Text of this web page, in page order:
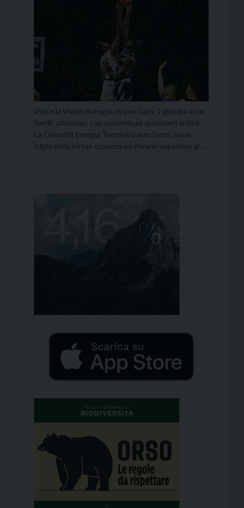
Vince la Virtus Bologna in una Gara 1 giocata a un
livello altissimo, con percentuali eccellenti al tiro.
La Dolomiti Energia Trentino parte forte, ma le
triple della Virtus scavano un divario superiore ai